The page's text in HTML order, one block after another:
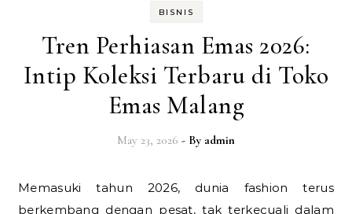
BISNIS
Tren Perhiasan Emas 2026:
Intip Koleksi Terbaru di Toko
Emas Malang
May 23, 2026 - By admin
Memasuki tahun 2026, dunia fashion terus
berkembang dengan pesat, tak terkecuali dalam